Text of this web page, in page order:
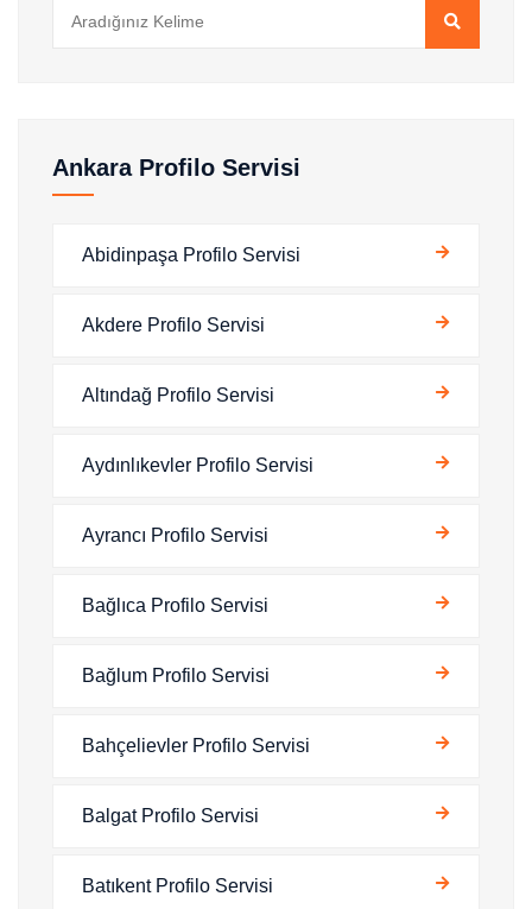
Ankara Profilo Servisi
Abidinpaşa Profilo Servisi
Akdere Profilo Servisi
Altındağ Profilo Servisi
Aydınlıkevler Profilo Servisi
Ayrancı Profilo Servisi
Bağlıca Profilo Servisi
Bağlum Profilo Servisi
Bahçelievler Profilo Servisi
Balgat Profilo Servisi
Batıkent Profilo Servisi